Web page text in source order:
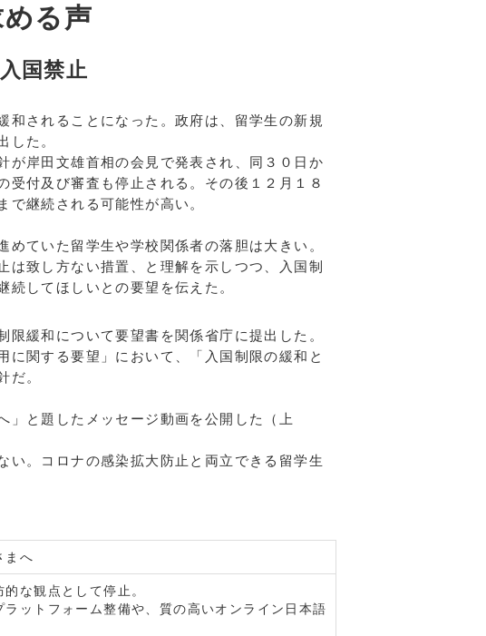
る声
国禁止
されることになった。政府は、留学生の新規
した。
岸田文雄首相の会見で発表され、同３０日か
付及び審査も停止される。その後１２月１８
継続される可能性が高い。
ていた留学生や学校関係者の落胆は大きい。
致し方ない措置、と理解を示しつつ、入国制
してほしいとの要望を伝えた。
緩和について要望書を関係省庁に提出した。
関する要望」において、「入国制限の緩和と
だ。
と題したメッセージ動画を公開した（上
。コロナの感染拡大防止と両立できる留学生
まへ
な観点として停止。
ットフォーム整備や、質の高いオンライン日本語